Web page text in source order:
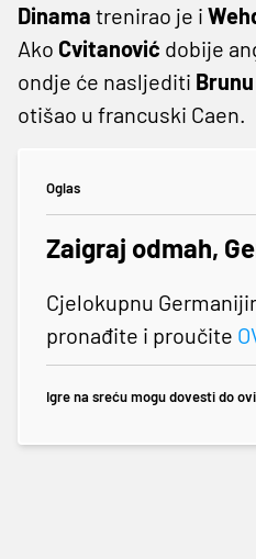
Dinama trenirao je i
Ako Cvitanović dobije
ondje će nasljediti Brunu
otišao u francuski Caen.
Oglas
Zaigraj odmah,
Cjelokupnu
pronađite i proučite
Igre na sreću mogu dovesti do